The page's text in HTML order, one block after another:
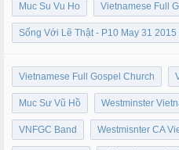
Muc Su Vu Ho Vietnamese Full
Sống Với Lẽ Thật - P10 May 31
Vietnamese Full Gospel Church
Muc Sư Vũ Hồ Westminster
VNFGC Band Westmisnter CA